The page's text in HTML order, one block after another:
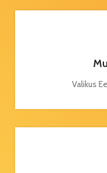
Valikus